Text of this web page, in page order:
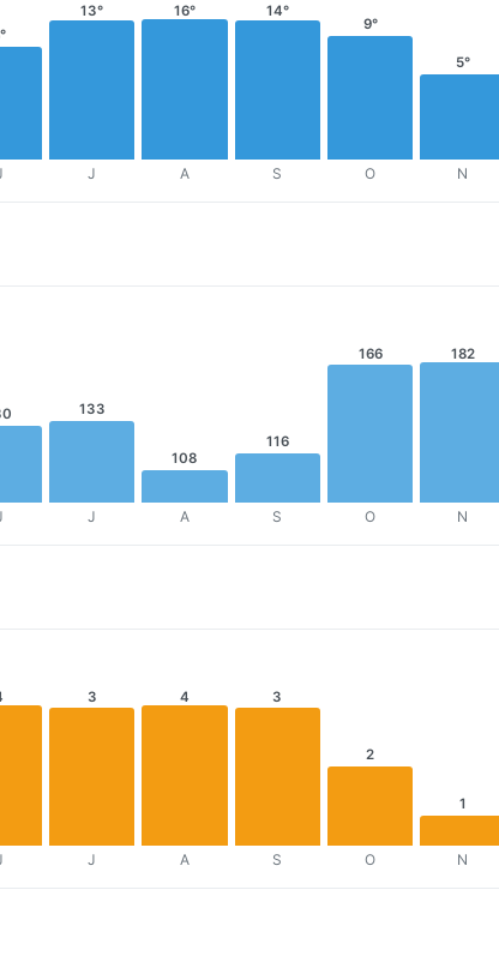
13°
J
16°
A
14°
S
9°
O
5°
N
133
J
108
A
116
S
166
O
182
N
3
J
4
A
3
S
2
O
1
N